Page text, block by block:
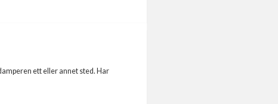
ett eller annet sted. Har